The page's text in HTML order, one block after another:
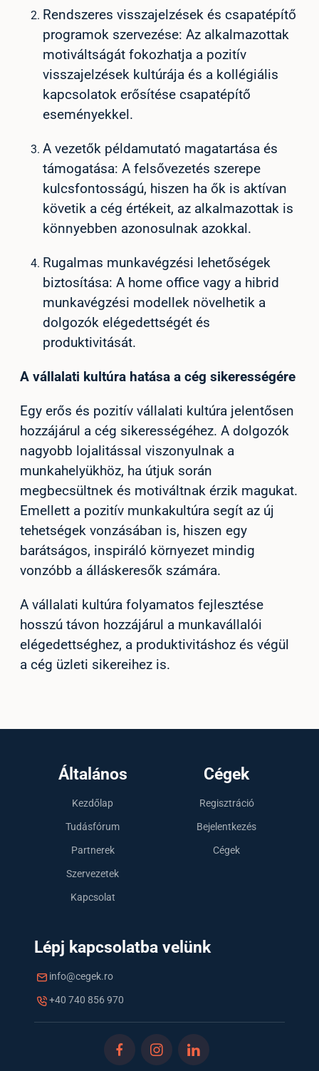
Rendszeres visszajelzések és csapatépítő
programok szervezése: Az alkalmazottak
motiváltságát fokozhatja a pozitív
visszajelzések kultúrája és a kollégiális
kapcsolatok erősítése csapatépítő
eseményekkel.
A vezetők példamutató magatartása és
támogatása: A felsővezetés szerepe
kulcsfontosságú, hiszen ha ők is aktívan
követik a cég értékeit, az alkalmazottak is
könnyebben azonosulnak azokkal.
Rugalmas munkavégzési lehetőségek
biztosítása: A home office vagy a hibrid
munkavégzési modellek növelhetik a
dolgozók elégedettségét és
produktivitását.
A vállalati kultúra hatása a cég sikerességére
Egy erős és pozitív vállalati kultúra jelentősen
hozzájárul a cég sikerességéhez. A dolgozók
nagyobb lojalitással viszonyulnak a
munkahelyükhöz, ha útjuk során
megbecsültnek és motiváltnak érzik magukat.
Emellett a pozitív munkakultúra segít az új
tehetségek vonzásában is, hiszen egy
barátságos, inspiráló környezet mindig
vonzóbb a álláskeresők számára.
A vállalati kultúra folyamatos fejlesztése
hosszú távon hozzájárul a munkavállalói
elégedettséghez, a produktivitáshoz és végül
a cég üzleti sikereihez is.
Általános
Kezdőlap
Tudásfórum
Partnerek
Szervezetek
Kapcsolat
Cégek
Regisztráció
Bejelentkezés
Cégek
Lépj kapcsolatba velünk
info@cegek.ro
+40 740 856 970